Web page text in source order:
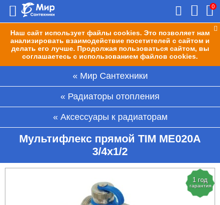
Наш сайт использует файлы cookies. Это позволяет нам
анализировать взаимодействие посетителей с сайтом и
делать его лучше. Продолжая пользоваться сайтом, вы
соглашаетесь с использованием файлов cookies.
0
Мир Сантехники
Радиаторы отопления
Аксессуары к радиаторам
Мультифлекс прямой TIM МЕ020А
3/4х1/2
1 год
гарантия